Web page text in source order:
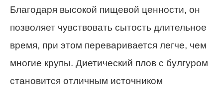
Благодаря высокой пищевой ценности, он
позволяет чувствовать сытость длительное
время, при этом переваривается легче, чем
многие крупы. Диетический плов с булгуром
становится отличным источником